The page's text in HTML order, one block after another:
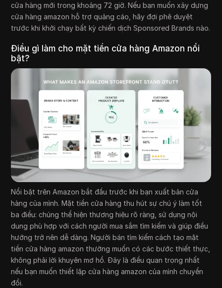
cửa hàng mới trong khoảng 72 giờ. Nếu bạn muốn xây dựng
cửa hàng amazon hỗ trợ quảng cáo, hãy đợi phê duyệt
trước khi khởi chạy bất kỳ chiến dịch Sponsored Brands nào.
Điều gì làm cho mặt tiền cửa hàng Amazon nổi
bật?
Nổi bật trên Amazon bắt đầu trước khi bạn xuất bản cửa
hàng của mình. Mặt tiền cửa hàng thu hút sự chú ý làm tốt
ba điều: chúng thể hiện thương hiệu rõ ràng, sử dụng nội
dung phù hợp với cách người mua sắm tìm kiếm và giúp điều
hướng trở nên dễ dàng. Người bán tìm kiếm cách tạo mặt
tiền cửa hàng amazon thường muốn có các bước thiết thực,
không phải lời khuyên mơ hồ. Đây là điều quan trọng nhất
nếu bạn muốn thiết lập cửa hàng amazon của mình chuyển
đổi.